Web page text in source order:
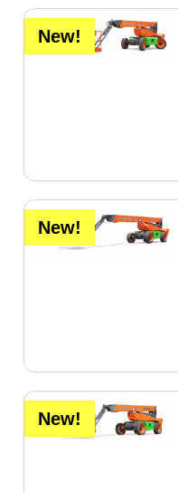
New!
New!
New!